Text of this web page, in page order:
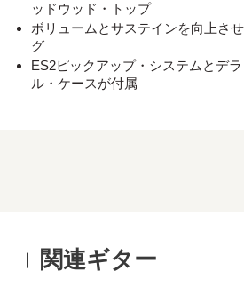
ッドウッド・トップ
ボリュームとサステインを向上さ
グ
ES2ピックアップ・システムとデ
ル・ケースが付属
関連ギター